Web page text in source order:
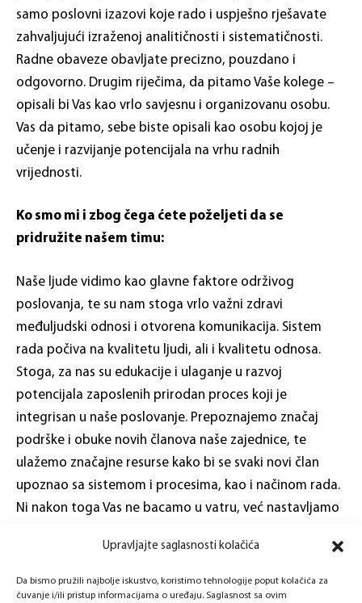
Upravljajte saglasnosti kolačića
Da bismo pružili najbolje iskustvo, koristimo tehnologije poput kolačića za
čuvanje i/ili pristup informacijama o uređaju. Saglasnost sa ovim
samo poslovni izazovi koje rado i uspješno rješavate
zahvaljujući izraženoj analitičnosti i sistematičnosti.
Radne obaveze obavljate precizno, pouzdano i
odgovorno. Drugim riječima, da pitamo Vaše kolege –
opisali bi Vas kao vrlo savjesnu i organizovanu osobu.
Vas da pitamo, sebe biste opisali kao osobu kojoj je
učenje i razvijanje potencijala na vrhu radnih
vrijednosti.
Ko smo mi i zbog čega ćete poželjeti da se
pridružite našem timu:
Naše ljude vidimo kao glavne faktore održivog
poslovanja, te su nam stoga vrlo važni zdravi
međuljudski odnosi i otvorena komunikacija. Sistem
rada počiva na kvalitetu ljudi, ali i kvalitetu odnosa.
Stoga, za nas su edukacije i ulaganje u razvoj
potencijala zaposlenih prirodan proces koji je
integrisan u naše poslovanje. Prepoznajemo značaj
podrške i obuke novih članova naše zajednice, te
ulažemo značajne resurse kako bi se svaki novi član
upoznao sa sistemom i procesima, kao i načinom rada.
Ni nakon toga Vas ne bacamo u vatru, već nastavljamo
Visok nivo autonomije i dinamičnosti u radu, zdravo
radno okruženje i timski rad – nešto je što Vas
zasigurno čeka na ovoj radnoj poziciji. Uz adekvatna